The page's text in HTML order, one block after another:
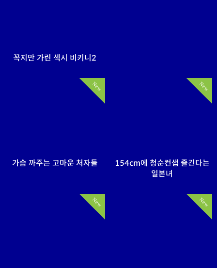
꼭지만 가린 섹시 비키니2
New
가슴 까주는 고마운 처자들
New
154cm에 청순컨샙 즐긴다는
일본녀
New New